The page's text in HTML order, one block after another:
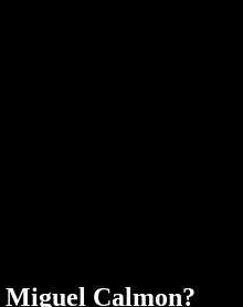
Miguel Calmon?